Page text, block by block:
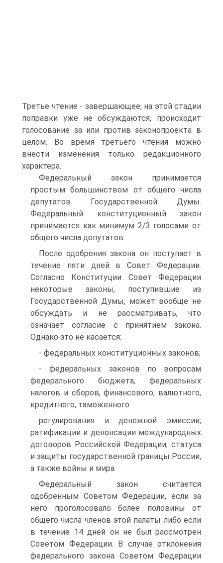
Третье чтение - завершающее; на этой стадии
поправки уже не обсуждаются, происходит
голосование за или против законопроекта в
целом. Во время третьего чтения можно
внести изменения только редакционного
характера.
Федеральный закон принимается
простым большинством от общего числа
депутатов Государственной Думы.
Федеральный конституционный закон
принимается как минимум 2/3 голосами от
общего числа депутатов.
После одобрения закона он поступает в
течение пяти дней в Совет Федерации.
Согласно Конституции Совет Федерации
некоторые законы, поступившие из
Государственной Думы, может вообще не
обсуждать и не рассматривать, что
означает согласие с принятием закона.
Однако это не касается:
- федеральных конституционных законов;
- федеральных законов по вопросам
федерального бюджета, федеральных
налогов и сборов, финансового, валютного,
кредитного, таможенного
регулирования и денежной эмиссии;
ратификации и денонсации международных
договоров Российской Федерации; статуса
и защиты государственной границы России,
а также войны и мира.
Федеральный закон считается
одобренным Советом Федерации, если за
него проголосовало более половины от
общего числа членов этой палаты либо если
в течение 14 дней он не был рассмотрен
Советом Федерации. В случае отклонения
федерального закона Советом Федерации